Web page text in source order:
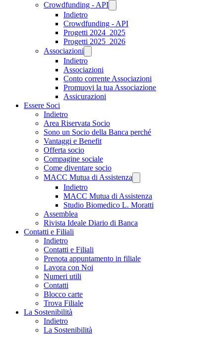
Crowdfunding - API
Indietro
Crowdfunding - API
Progetti 2024_2025
Progetti 2025_2026
Associazioni
Indietro
Associazioni
Conto corrente Associazioni
Promuovi la tua Associazione
Assicurazioni
Essere Soci
Indietro
Area Riservata Socio
Sono un Socio della Banca perché
Vantaggi e Benefit
Offerta socio
Compagine sociale
Come diventare socio
MACC Mutua di Assistenza
Indietro
MACC Mutua di Assistenza
Studio Biomedico L. Moratti
Assemblea
Rivista Ideale Diario di Banca
Contatti e Filiali
Indietro
Contatti e Filiali
Prenota appuntamento in filiale
Lavora con Noi
Numeri utili
Contatti
Blocco carte
Trova Filiale
La Sostenibilità
Indietro
La Sostenibilità